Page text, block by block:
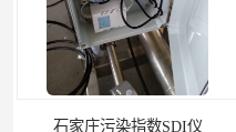
石家庄污染指数SDI仪